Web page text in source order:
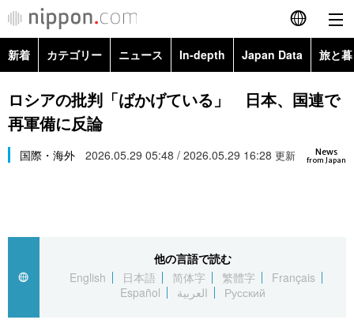
English
简体字
Русский
カテゴリー
経済・ビジネス
国際
トップ
アーカイブ
In-depth
Japan Data
新着 カテゴリー ニュース In-depth Japan Data 旅と
政治・外交
経済・ビジネス
Topics
ロシアの批判「ばかげている」 日本、国連で
再軍備に反論
News
from Japan
国際・海外 2026.05.29 05:48 / 2026.05.29 16:28 更新
他の言語で読む
English
日本語 简体字 繁體字
Français
Español
العربية Русский